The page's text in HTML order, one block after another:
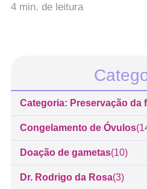
4 min. de leitura
Categoria: Preservação da
Congelamento de Óvulos
Doação de gametas(10)
Dr. Rodrigo da Rosa(3)